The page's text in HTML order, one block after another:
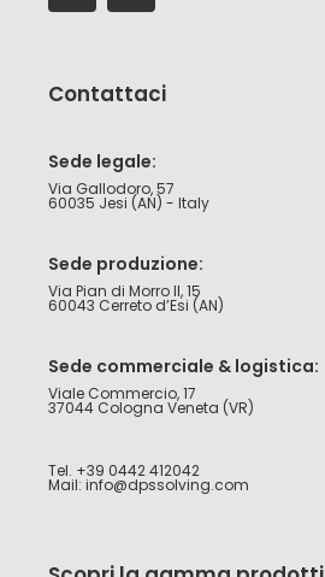
Contattaci
Sede legale:
Via Gallodoro, 57
60035 Jesi (AN) - Italy
Sede produzione:
Via Pian di Morro II, 15
60043 Cerreto d’Esi (AN)
Sede commerciale & logistica:
Viale Commercio, 17
37044 Cologna Veneta (VR)
Tel. +39 0442 412042
Mail: info@dpssolving.com